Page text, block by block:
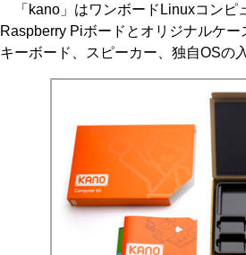
「kano」はワンボードLinuxコンピ
Raspberry Piボードとオリジナルケ
キーボード、スピーカー、独自OSの